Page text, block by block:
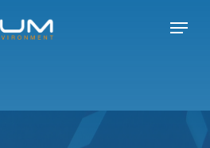
Menu